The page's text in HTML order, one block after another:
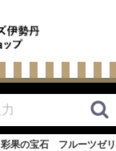
彩果の宝石 フルーツゼ